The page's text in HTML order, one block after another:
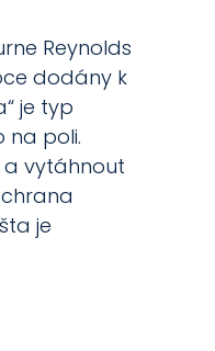
Reynolds
dodány k
je typ
na poli.
a vytáhnout
je